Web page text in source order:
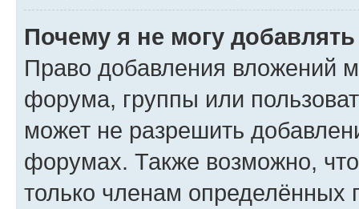
Почему я не могу
Право добавления вложений
форума, группы или
может не разрешить
форумах. Также возможно,
только членам определённых